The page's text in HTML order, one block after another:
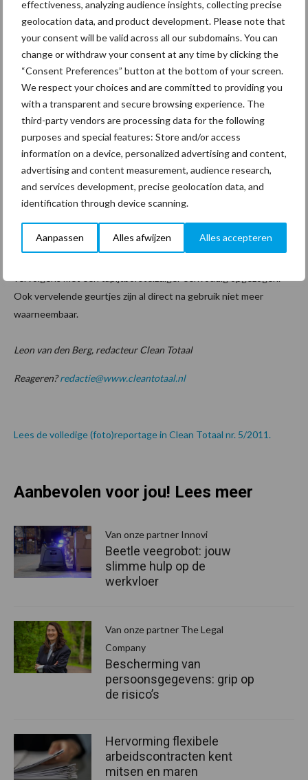
effectiveness, analyzing audience insights, collecting precise
geolocation data, and product development. Please note that
your consent will be valid across all our subdomains. You can
change or withdraw your consent at any time by clicking the
“Consent Preferences” button at the bottom of your screen.
We respect your choices and are committed to providing you
with a transparent and secure browsing experience. The
third-party vendors are processing data for the following
purposes and special features: Store and/or access
information on a device, personalized advertising and content,
advertising and content measurement, audience research,
and services development, precise geolocation data, and
identification through device scanning.
Aanpassen Alles afwijzen Alles accepteren
draaiknop in dat verband beter werken dan de huidige
vleugelmoer omdat je dan als bestuurder de cabine niet hoeft te
verlaten.
Tot slot de verbluffende prestaties van de tapijtreiniger iCapsol
RM 768 OA. De tapijtreiniger heeft een zeer korte droogtijd.
Afhankelijk van de mate van vervuiling is voor een vierkante
meter al 50 tot 250 ml (6%-oplossing) voldoende, zodat er in
vergelijking met het natte procedé nauwelijks restvocht in het
tapijt achterblijft. Daardoor is het tapijt, afhankelijk van het
materiaal en de vervuilingsgraad, al na 20 tot 120 minuten weer
beloopbaar. Na het sproeien en inborstelen maakt het
reinigingsmiddel in enkele minuten het vuil vezeldiep los, kapselt
Ook vervelende geurtjes zijn al direct na gebruik niet meer
waarneembaar.
Leon van den Berg, redacteur Clean Totaal
Reageren?redactie@www.cleantotaal.nl
Lees de volledige (foto)reportage in Clean Totaal nr. 5/2011.
Aanbevolen voor jou! Lees meer
Van onze partner Innovi
Beetle veegrobot: jouw
slimme hulp op de
werkvloer
Van onze partner The Legal
Company
Bescherming van
persoonsgegevens: grip op
de risico’s
Hervorming flexibele
arbeidscontracten kent
mitsen en maren